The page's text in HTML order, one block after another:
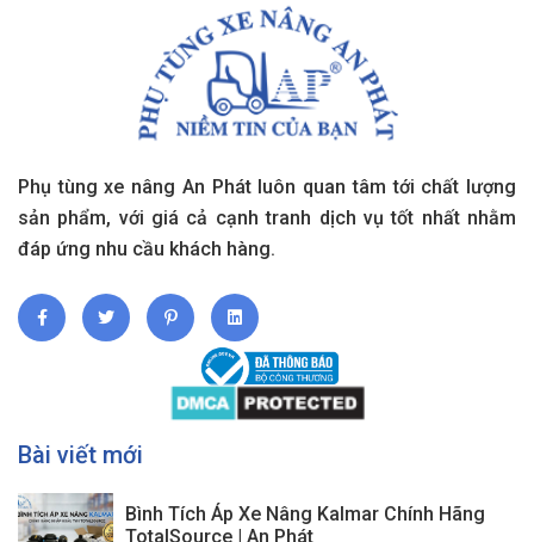
Phụ tùng xe nâng An Phát luôn quan tâm tới chất lượng
sản phẩm, với giá cả cạnh tranh dịch vụ tốt nhất nhằm
đáp ứng nhu cầu khách hàng.
Bài viết mới
Bình Tích Áp Xe Nâng Kalmar Chính Hãng
TotalSource | An Phát